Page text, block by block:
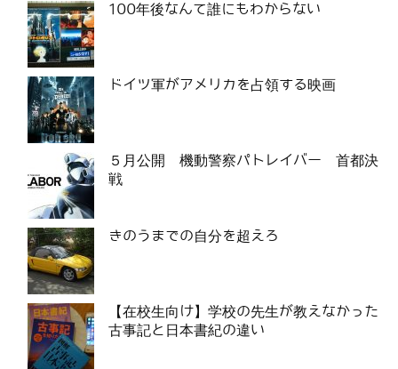
100年後なんて誰にもわからない
ドイツ軍がアメリカを占領する映画
５月公開 機動警察パトレイバー 首都決
戦
きのうまでの自分を超えろ
【在校生向け】学校の先生が教えなかった
古事記と日本書紀の違い